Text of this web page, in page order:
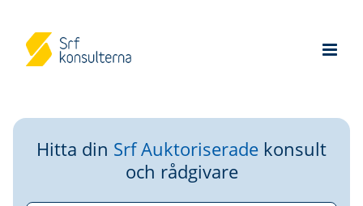
Hitta din Srf Auktoriserade konsult
och rådgivare